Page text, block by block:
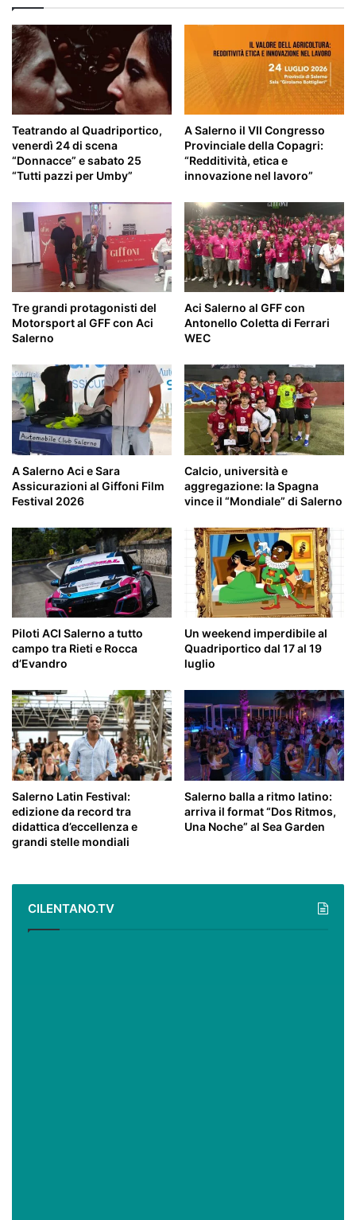
Teatrando al Quadriportico,
venerdì 24 di scena
“Donnacce” e sabato 25
“Tutti pazzi per Umby”
A Salerno il VII Congresso
Provinciale della Copagri:
“Redditività, etica e
innovazione nel lavoro”
Tre grandi protagonisti del
Motorsport al GFF con Aci
Salerno
Aci Salerno al GFF con
Antonello Coletta di Ferrari
WEC
A Salerno Aci e Sara
Assicurazioni al Giffoni Film
Festival 2026
Calcio, università e
aggregazione: la Spagna
vince il “Mondiale” di Salerno
Piloti ACI Salerno a tutto
campo tra Rieti e Rocca
d’Evandro
Un weekend imperdibile al
Quadriportico dal 17 al 19
luglio
Salerno Latin Festival:
edizione da record tra
didattica d’eccellenza e
grandi stelle mondiali
Salerno balla a ritmo latino:
arriva il format “Dos Ritmos,
Una Noche” al Sea Garden
CILENTANO.TV